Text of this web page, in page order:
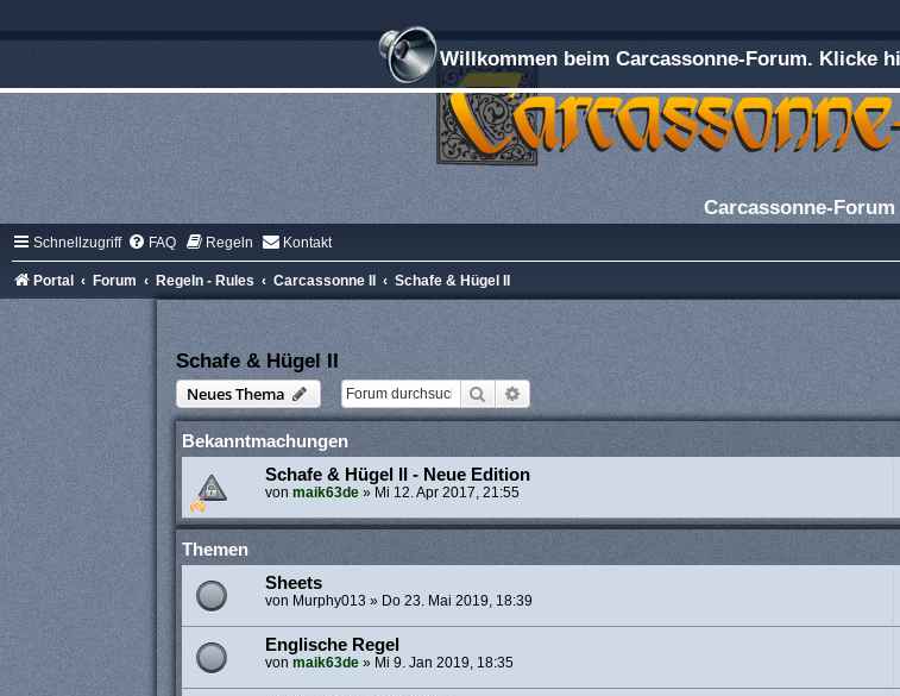
Willkommen beim Carcassonne-Forum. Klicke
Carcassonne-Forum
Schnellzugriff FAQ Regeln Kontakt
Portal Forum Regeln - Rules Carcassonne II Schafe & Hügel II
Schafe & Hügel II
Neues Thema
Suche Erweiterte Suche
Bekanntmachungen
Schafe & Hügel II - Neue Edition
von maik63de» Mi 12. Apr 2017, 21:55
Themen
Sheets
von Murphy013 » Do 23. Mai 2019, 18:39
Englische Regel
von maik63de» Mi 9. Jan 2019, 18:35